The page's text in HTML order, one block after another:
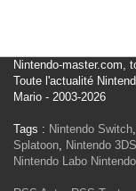
Nintendo-master.com,
Toute l'actualité
Mario - 2003-2026
Tags : Nintendo Switch,
Splatoon, Nintendo 3DS
Nintendo Labo